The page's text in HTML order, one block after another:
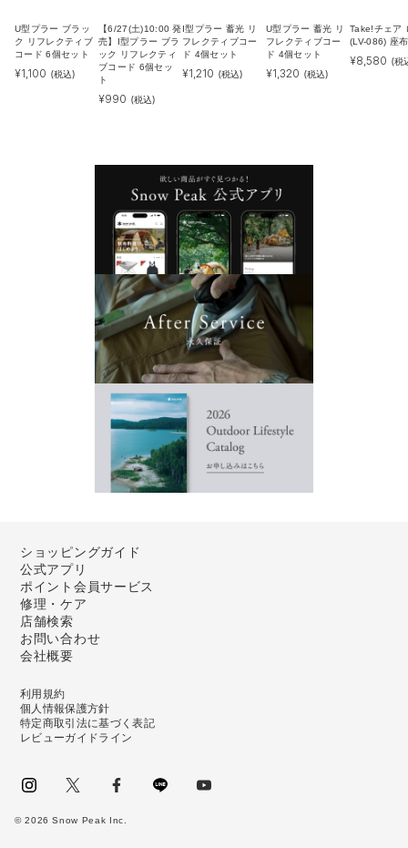
U型プラー ブラッ
ク リフレクティブ
コード 6個セット
¥1,100 (税込)
【6/27(土)10:00 発
売】I型プラー ブラ
ック リフレクティ
ブコード 6個セッ
ト
¥990 (税込)
I型プラー 蓄光 リ
フレクティブコー
ド 4個セット
¥1,210 (税込)
U型プラー 蓄光 リ
フレクティブコー
ド 4個セット
¥1,320 (税込)
Take!チェア
(LV-086) 座
¥8,580 (税
ショッピングガイド
公式アプリ
ポイント会員サービス
修理・ケア
店舗検索
お問い合わせ
会社概要
利用規約
個人情報保護方針
特定商取引法に基づく表記
レビューガイドライン
©2026 Snow Peak Inc.